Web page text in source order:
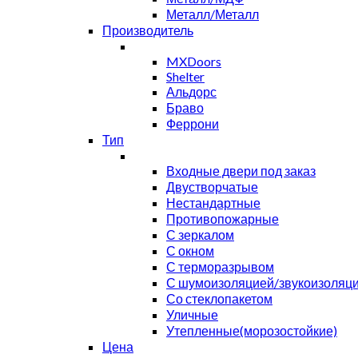
Металл/Металл
Производитель
MXDoors
Shelter
Альдорс
Браво
Феррони
Тип
Входные двери под заказ
Двустворчатые
Нестандартные
Противопожарные
С зеркалом
С окном
С терморазрывом
С шумоизоляцией/
Со стеклопакетом
Уличные
Утепленные(морозостойкие)
Цена